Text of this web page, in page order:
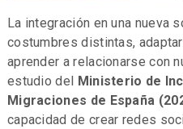
La integración en una nueva
costumbres distintas,
aprender a relacionarse con
estudio del Ministerio de
Migraciones de España
capacidad de crear redes